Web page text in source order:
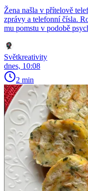
Žena našla v přítelově
zprávy a telefonní čísla.
mu pomstu v podobě
Světkreativity
dnes, 10:08
2 min